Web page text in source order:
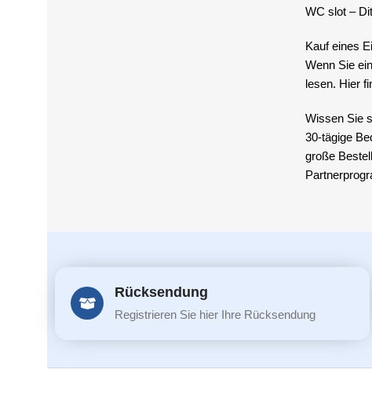
WC slot –
Kauf eines
Wenn Sie
lesen. Hier
Wissen Sie
30-tägige
große
Rücksendung
Registrieren Sie hier Ihre Rücksendung